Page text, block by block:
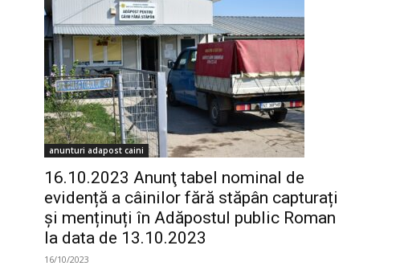
anunturi adapost caini
16.10.2023 Anunţ tabel nominal de
evidență a câinilor fără stăpân capturați
și menținuți în Adăpostul public Roman
la data de 13.10.2023
16/10/2023